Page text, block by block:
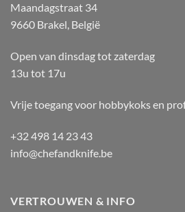
Maandagstraat 34
9660 Brakel, België
Open van dinsdag tot zaterdag
13u tot 17u
Vrije toegang voor hobbykoks en
+32 498 14 23 43
info@chefandknife.be
VERTROUWEN & INFO